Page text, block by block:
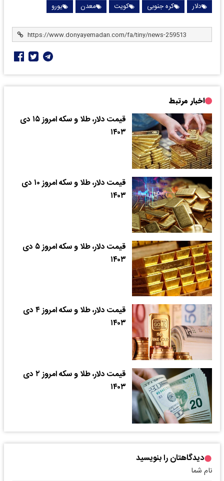
دلار کره جنوبی کویت معدن یورو
اخبار مرتبط
قیمت دلار، طلا و سکه امروز ۱۵ دی
۱۴۰۳
قیمت دلار، طلا و سکه امروز ۱۰ دی
۱۴۰۳
قیمت دلار، طلا و سکه امروز ۵ دی
۱۴۰۳
قیمت دلار، طلا و سکه امروز ۴ دی
۱۴۰۳
قیمت دلار، طلا و سکه امروز ۲ دی
۱۴۰۳
دیدگاهتان را بنویسید
نام شما